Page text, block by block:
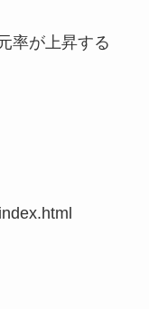
率が上昇する